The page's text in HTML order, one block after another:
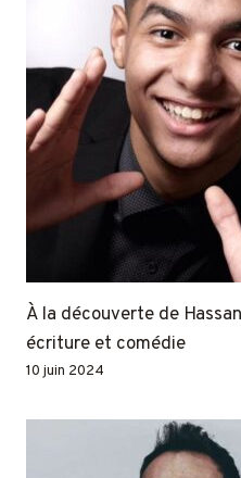
À la découverte de
écriture et comédie
10 juin 2024